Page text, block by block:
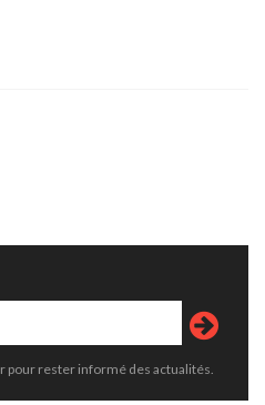
pour rester informé des actualités.